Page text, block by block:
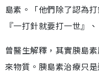
島素。「他們除了認為
『一打針就要打一世』
曾醫生解釋，其實胰島
來物質。胰島素治療只